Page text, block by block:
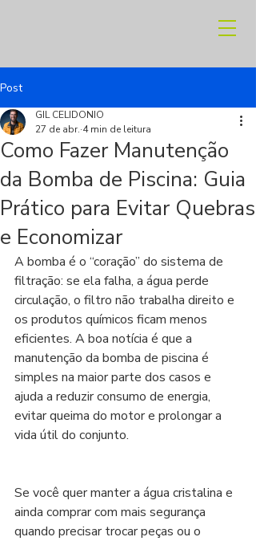
Post
Como Fazer Manutenção
da Bomba de Piscina: Guia
Prático para Evitar Quebras
e Economizar
GIL CELIDONIO
27 de abr. 4 min de leitura
A bomba é o “coração” do sistema de
filtração: se ela falha, a água perde
circulação, o filtro não trabalha direito e
os produtos químicos ficam menos
eficientes. A boa notícia é que a
manutenção da bomba de piscina é
simples na maior parte dos casos e
ajuda a reduzir consumo de energia,
evitar queima do motor e prolongar a
vida útil do conjunto.
Se você quer manter a água cristalina e
ainda comprar com mais segurança
quando precisar trocar peças ou o